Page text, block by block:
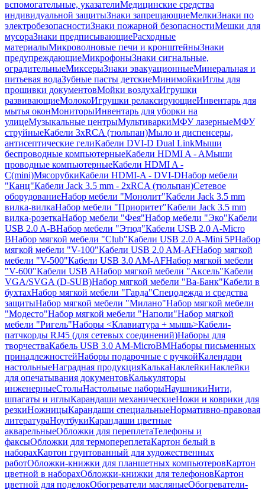
вспомогательные, указателиМедицинские средства
индивидуальной защитыЗнаки запрещающиеМелкиЗнаки по
электробезопасностиЗнаки пожарной безопасностиМешки для
мусораЗнаки предписывающиеРасходные
материалыМикроволновые печи и кронштейныЗнаки
предупреждающиеМикрофоныЗнаки сигнальные,
оградительныеМиксерыЗнаки эвакуационныеМинеральная и
питьевая водаЗубные пасты детскиеМинимойкиИглы для
прошивки документовМойки воздухаИгрушки
развивающиеМолокоИгрушки релаксирующиеИнвентарь для
мытья оконМониторыИнвентарь для уборки на
улицеМузыкальные центрыМультиваркиМФУ лазерныеМФУ
струйныеКабели 3xRCA (тюльпан)Мыло и диспенсеры,
антисептические гелиКабели DVI-D Dual LinkМыши
беспроводные компьютерныеКабели HDMI A - AМыши
проводные компьютерныеКабели HDMI A -
C(mini)МясорубкиКабели HDMI-A - DVI-DНабор мебели
"Канц"Кабели Jack 3.5 mm - 2xRCA (тюльпан)Сетевое
оборудованиеНабор мебели "Монолит"Кабели Jack 3.5 mm
вилка-вилкаНабор мебели "Приоритет"Кабели Jack 3.5 mm
вилка-розеткаНабор мебели "Фея"Набор мебели "Эко"Кабели
USB 2.0 A-BНабор мебели "Этюд"Кабели USB 2.0 A-Micro
BНабор мягкой мебели "Club"Кабели USB 2.0 A-Mini 5PНабор
мягкой мебели "V-100"Кабели USB 2.0 AM-AFНабор мягкой
мебели "V-500"Кабели USB 3.0 AM-AFНабор мягкой мебели
"V-600"Кабели USB AНабор мягкой мебели "Аксель"Кабели
VGA/SVGA (D-SUB)Набор мягкой мебели "Ва-Банк"Кабели в
бухтахНабор мягкой мебели "Гарда"Спецодежда и средства
защитыНабор мягкой мебели "Милано"Набор мягкой мебели
"Модесто"Набор мягкой мебели "Наполи"Набор мягкой
мебели "Ригель"Наборы <Клавиатура + мышь>Кабели-
патчкорды RJ45 (для сетевых соединений)Наборы для
творчестваКабель USB 3.0 AM-MicroBMНаборы письменных
принадлежностейНаборы подарочные с ручкойКалендари
настольныеНаградная продукцияКалькаНаклейкиНаклейки
для опечатывания документовКалькуляторы
инженерныеСтолыНастольные наборыНаушникиНити,
шпагаты и иглыКарандаши механическиеНожи и коврики для
резкиНожницыКарандаши специальныеНормативно-правовая
литератураНоутбукиКарандаши цветные
акварельныеОбложки для переплетаТелефоны и
факсыОбложки для термопереплетаКартон белый в
наборахКартон грунтованный для художественных
работОбложки-книжки для планшетных компьютеровКартон
цветной в наборахОбложки-книжки для телефоновКартон
цветной для поделокОбогреватели масляныеОбогреватели-